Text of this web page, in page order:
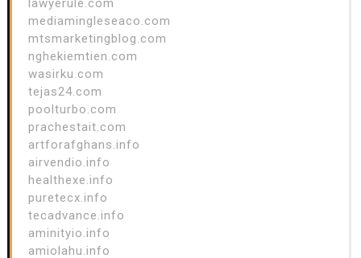
lawyerule.com
mediamingleseaco.com
mtsmarketingblog.com
nghekiemtien.com
wasirku.com
tejas24.com
poolturbo.com
prachestait.com
artforafghans.info
airvendio.info
healthexe.info
puretecx.info
tecadvance.info
aminityio.info
amiolahu.info